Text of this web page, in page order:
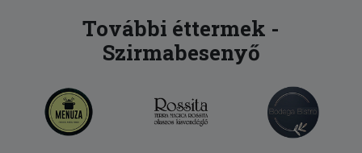
További éttermek -
Szirmabesenyő